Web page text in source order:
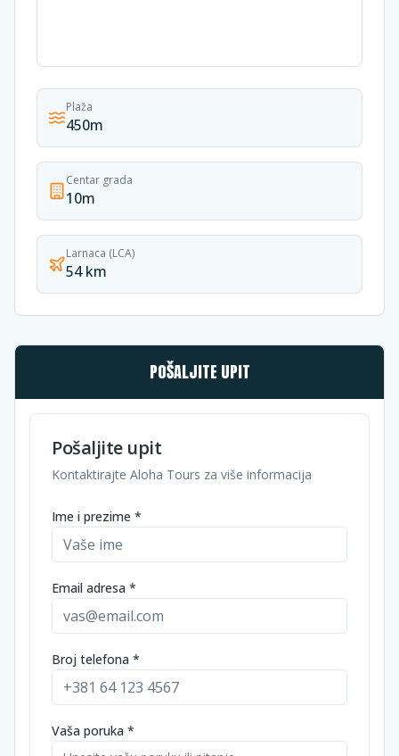
Plaža
450m
Centar grada
10m
Larnaca (LCA)
54 km
POŠALJITE UPIT
Pošaljite upit
Kontaktirajte Aloha Tours za više informacija
Ime i prezime *
Email adresa *
Broj telefona *
Vaša poruka *